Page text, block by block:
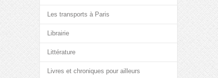
Les transports à Paris
Librairie
Littérature
Livres et chroniques pour ailleurs